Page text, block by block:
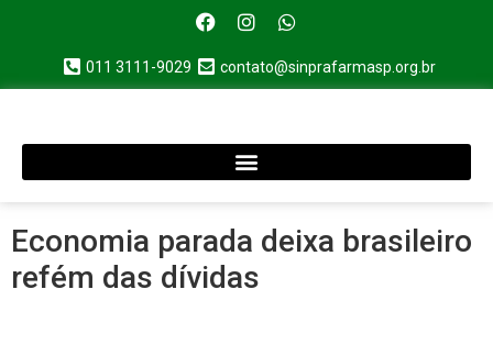
011 3111-9029 contato@sinprafarmasp.org.br
Economia parada deixa brasileiro
refém das dívidas